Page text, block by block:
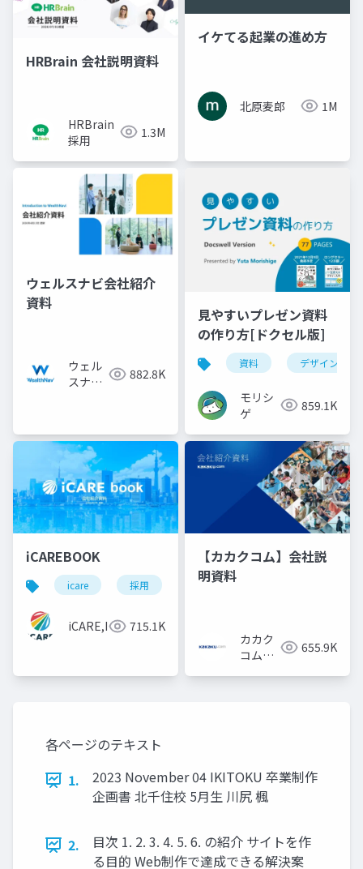
HRBrain 会社説明資料
HRBrain
採用
1.3M
イケてる起業の進め方
北原麦郎 1M
ウェルスナビ会社紹介
資料
ウェル
スナビ
882.8K
見やすいプレゼン資料
の作り方[ドクセル版]
資料 デザイン
モリシ
ゲ
859.1K
iCAREBOOK
icare 採用 カルチャーデック
iCARE,Inc 715.1K
【カカクコム】会社説
明資料
カカク
コム採
655.9K
各ページのテキスト
1.
2023 November 04 IKITOKU 卒業制作
企画書 北千住校 5月生 川尻 楓
2.
目次 1. 2. 3. 4. 5. 6. の紹介 サイトを作
る目的 Web制作で達成できる解決案